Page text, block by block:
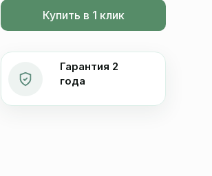
Купить в 1 клик
Гарантия 2
года